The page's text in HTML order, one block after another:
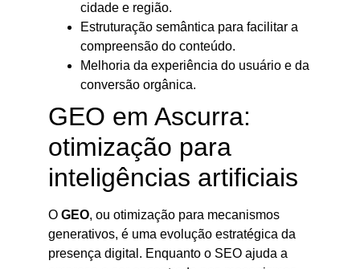
cidade e região.
Estruturação semântica para facilitar a
compreensão do conteúdo.
Melhoria da experiência do usuário e da
conversão orgânica.
GEO em Ascurra:
otimização para
inteligências artificiais
O GEO, ou otimização para mecanismos
generativos, é uma evolução estratégica da
presença digital. Enquanto o SEO ajuda a